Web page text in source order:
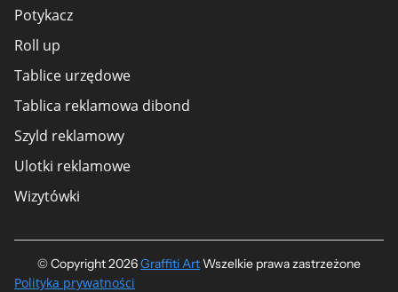
Potykacz
Roll up
Tablice urzędowe
Tablica reklamowa dibond
Szyld reklamowy
Ulotki reklamowe
Wizytówki
© Copyright 2026Graffiti Art​ Wszelkie prawa zastrzeżone
Polityka prywatności